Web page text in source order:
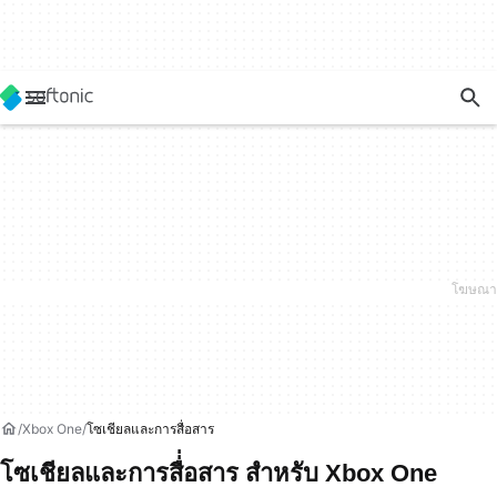
Xbox One โซเชียลและการสื่่อสาร
โซเชียลและการสื่่อสาร สำหรับ Xbox One